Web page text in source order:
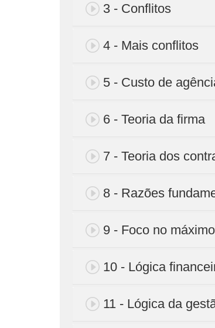
3 - Conflitos
4 - Mais conflitos
5 - Custo de
6 - Teoria da firma
7 - Teoria dos
8 - Razões
9 - Foco no
10 - Lógica
11 - Lógica da